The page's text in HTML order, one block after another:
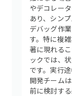
やデコレー
あり、シン
デバッグ作
す。特に複
著に現れる
ックでは、
です。実行
開発チーム
前に検討す